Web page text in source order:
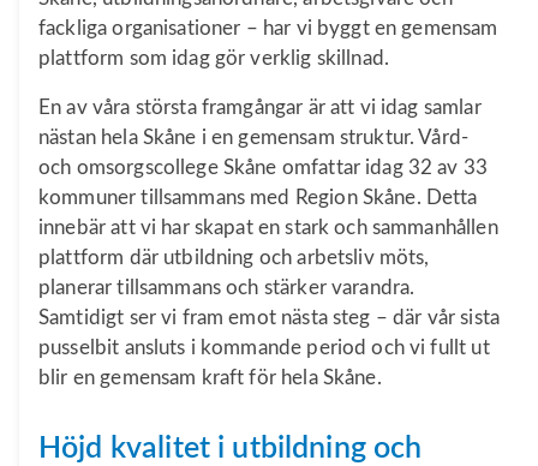
fackliga organisationer – har vi byggt en gemensam
plattform som idag gör verklig skillnad.
En av våra största framgångar är att vi idag samlar
nästan hela Skåne i en gemensam struktur. Vård-
och omsorgscollege Skåne omfattar idag 32 av 33
kommuner tillsammans med Region Skåne. Detta
innebär att vi har skapat en stark och sammanhållen
plattform där utbildning och arbetsliv möts,
planerar tillsammans och stärker varandra.
Samtidigt ser vi fram emot nästa steg – där vår sista
pusselbit ansluts i kommande period och vi fullt ut
blir en gemensam kraft för hela Skåne.
Höjd kvalitet i utbildning och